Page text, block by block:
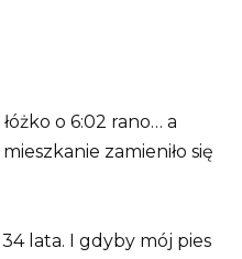
o 6:02 rano… a
zamieniło się
lata. I gdyby mój pies